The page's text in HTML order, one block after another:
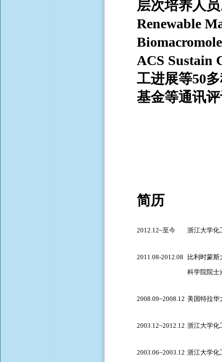
层次培养人
Renewable
ACS Sustain
工进展等50
基金等通讯
简历
2012.12~至今 浙江大学化
2011.08-2012.08
比利时蒙斯
科学院院士)
2008.09~2008.12 美国特拉华
2003.12~2012.12 浙江大学化
2003.06~2003.12 浙江大学化